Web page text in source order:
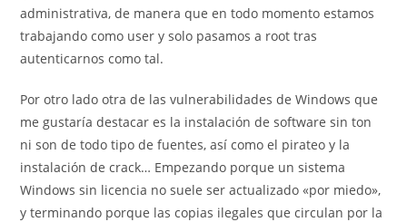
administrativa, de manera que en todo momento estamos
trabajando como user y solo pasamos a root tras
autenticarnos como tal.
Por otro lado otra de las vulnerabilidades de Windows que
me gustaría destacar es la instalación de software sin ton
ni son de todo tipo de fuentes, así como el pirateo y la
instalación de crack… Empezando porque un sistema
Windows sin licencia no suele ser actualizado «por miedo»,
y terminando porque las copias ilegales que circulan por la